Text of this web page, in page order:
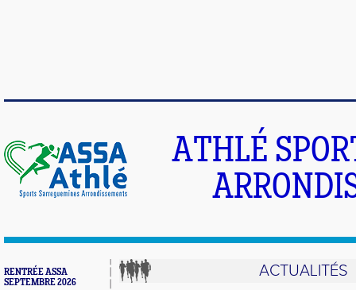
ATHLÉ
RENTRÉE ASSA
SEPTEMBRE 2026
ACTUALITÉS